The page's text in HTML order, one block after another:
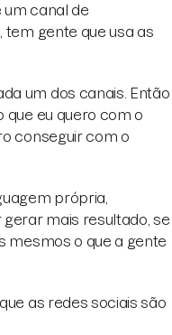
um canal de
tem gente que usa as
um dos canais. Então
que eu quero com o
conseguir com o
própria,
mais resultado, se
mesmos o que a gente
as redes sociais são